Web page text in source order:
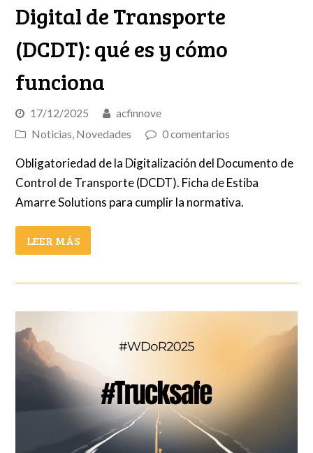
Digital de Transporte
(DCDT): qué es y cómo
funciona
17/12/2025
acfinnove
Noticias, Novedades 0 comentarios
Obligatoriedad de la Digitalización del Documento de
Control de Transporte (DCDT). Ficha de Estiba
Amarre Solutions para cumplir la normativa.
LEER MÁS